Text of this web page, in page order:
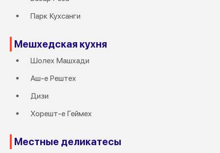
Парк Кухсанги
Мешхедская кухня
Шолех Машхади
Аш-е Рештех
Дизи
Хорешт-е Геймех
Местные деликатесы